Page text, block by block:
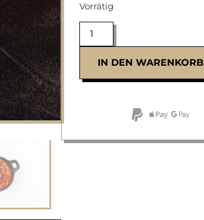
Vorrätig
IN DEN WARENKORB